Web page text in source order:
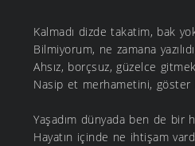
Kalmadı dizde takatim, bak
Bilmiyorum, ne zamana
Ahsız, borçsuz, güzelce
Nasip et merhametini,
Yaşadım dünyada ben de bir
Hayatın içinde ne ihtişam